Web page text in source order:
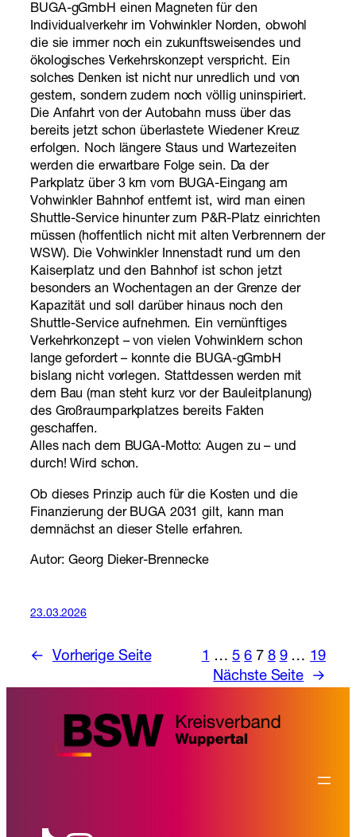
BUGA-gGmbH einen Magneten für den
Individualverkehr im Vohwinkler Norden, obwohl
die sie immer noch ein zukunftsweisendes und
ökologisches Verkehrskonzept verspricht. Ein
solches Denken ist nicht nur unredlich und von
gestern, sondern zudem noch völlig uninspiriert.
Die Anfahrt von der Autobahn muss über das
bereits jetzt schon überlastete Wiedener Kreuz
erfolgen. Noch längere Staus und Wartezeiten
werden die erwartbare Folge sein. Da der
Parkplatz über 3 km vom BUGA-Eingang am
Vohwinkler Bahnhof entfernt ist, wird man einen
Shuttle-Service hinunter zum P&R-Platz einrichten
müssen (hoffentlich nicht mit alten Verbrennern der
WSW). Die Vohwinkler Innenstadt rund um den
Kaiserplatz und den Bahnhof ist schon jetzt
besonders an Wochentagen an der Grenze der
Kapazität und soll darüber hinaus noch den
Shuttle-Service aufnehmen. Ein vernünftiges
Verkehrkonzept – von vielen Vohwinklern schon
lange gefordert – konnte die BUGA-gGmbH
bislang nicht vorlegen. Stattdessen werden mit
dem Bau (man steht kurz vor der Bauleitplanung)
des Großraumparkplatzes bereits Fakten
geschaffen.
Alles nach dem BUGA-Motto: Augen zu – und
durch! Wird schon.
Ob dieses Prinzip auch für die Kosten und die
Finanzierung der BUGA 2031 gilt, kann man
demnächst an dieser Stelle erfahren.
Autor: Georg Dieker-Brennecke
23.03.2026
← Vorherige Seite 1 … 5 6 7 8 9 … 19
Nächste Seite
→